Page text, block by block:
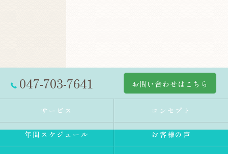
047-703-7641 お問い合わせはこちら
サービス コンセプト
年間スケジュール お客様の声